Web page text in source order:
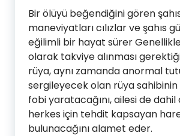
Bir ölüyü beğendiğini gören
maneviyatları cılızlar ve şahıs
eğilimli bir hayat sürer
olarak takviye alınması
rüya, aynı zamanda anormal
sergileyecek olan rüya
fobi yaratacağını, ailesi de
herkes için tehdit kapsayan
bulunacağını alamet eder.